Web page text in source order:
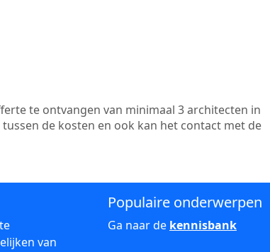
te ontvangen van minimaal 3 architecten in
de kosten en ook kan het contact met de
van
Populaire onderwerpen
Ga naar de kennisbank